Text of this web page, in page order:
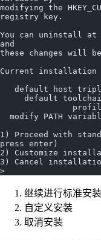
modifying the
registry key.
You can uninstall
and
these changes will
Current installation
default host
default
modify PATH
1) Proceed with
press enter)
2) Customize
3) Cancel
>
继续进行标准安
自定义安装
取消安装